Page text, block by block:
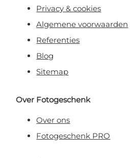
Privacy & cookies
Algemene voorwaarden
Referenties
Blog
Sitemap
Over Fotogeschenk
Over ons
Fotogeschenk PRO